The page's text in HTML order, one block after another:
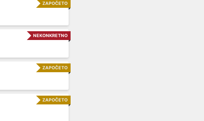
ZAPOČETO
NEKONKRETNO
ZAPOČETO
ZAPOČETO